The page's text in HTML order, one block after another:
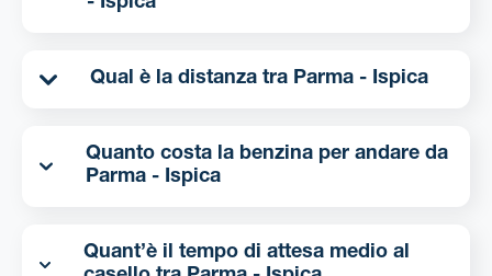
Qual è la distanza tra Parma - Ispica
Quanto costa la benzina per andare da
Parma - Ispica
Quant’è il tempo di attesa medio al